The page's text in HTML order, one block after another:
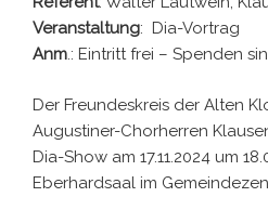
Veranstaltung: Dia-Vortrag
Anm.: Eintritt frei – Spenden
Der Freundeskreis der Alten
Augustiner-Chorherren
Dia-Show am 17.11.2024 um
Eberhardsaal im